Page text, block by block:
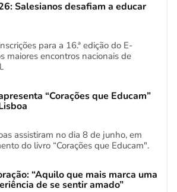
Salesianos desafiam a educar
para a 16.ª edição do E-
maiores encontros nacionais de
“Corações que Educam”
assistiram no dia 8 de junho, em
do livro “Corações que Educam".
“Aquilo que mais marca uma
de se sentir amado”